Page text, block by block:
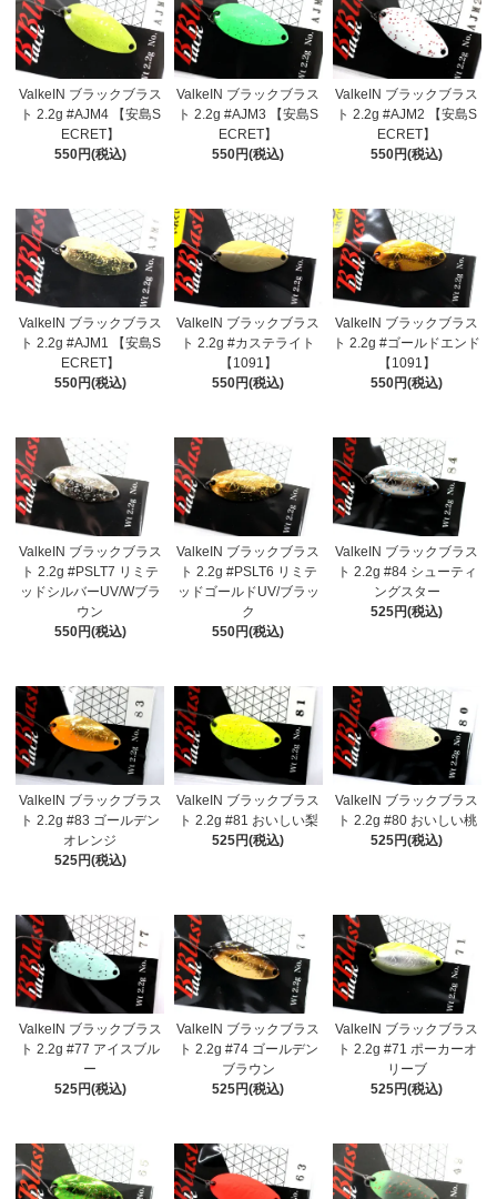
ValkeIN ブラックブラス
ト 2.2g #AJM4 【安島S
ECRET】
550円(税込)
ValkeIN ブラックブラス
ト 2.2g #AJM3 【安島S
ECRET】
550円(税込)
ValkeIN ブラックブラス
ト 2.2g #AJM2 【安島S
ECRET】
550円(税込)
ValkeIN ブラックブラス
ト 2.2g #AJM1 【安島S
ECRET】
550円(税込)
ValkeIN ブラックブラス
ト 2.2g #カステライト
【1091】
550円(税込)
ValkeIN ブラックブラス
ト 2.2g #ゴールドエンド
【1091】
550円(税込)
ValkeIN ブラックブラス
ト 2.2g #PSLT7 リミテ
ッドシルバーUV/Wブラ
ウン
550円(税込)
ValkeIN ブラックブラス
ト 2.2g #PSLT6 リミテ
ッドゴールドUV/ブラッ
ク
550円(税込)
ValkeIN ブラックブラス
ト 2.2g #84 シューティ
ングスター
525円(税込)
ValkeIN ブラックブラス
ト 2.2g #83 ゴールデン
オレンジ
525円(税込)
ValkeIN ブラックブラス
ト 2.2g #81 おいしい梨
525円(税込)
ValkeIN ブラックブラス
ト 2.2g #80 おいしい桃
525円(税込)
ValkeIN ブラックブラス
ト 2.2g #77 アイスブル
ー
525円(税込)
ValkeIN ブラックブラス
ト 2.2g #74 ゴールデン
ブラウン
525円(税込)
ValkeIN ブラックブラス
ト 2.2g #71 ポーカーオ
リーブ
525円(税込)